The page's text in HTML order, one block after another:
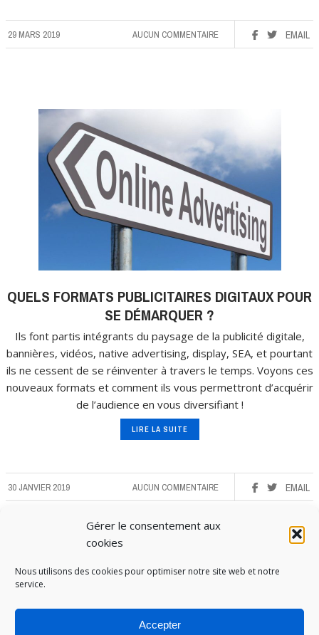
Gérer le consentement aux
cookies
Nous utilisons des cookies pour optimiser notre site web et notre
service.
Accepter
29 MARS 2019 EMAIL
AUCUN COMMENTAIRE
QUELS FORMATS PUBLICITAIRES DIGITAUX POUR
SE DÉMARQUER ?
Ils font partis intégrants du paysage de la publicité digitale,
bannières, vidéos, native advertising, display, SEA, et pourtant
ils ne cessent de se réinventer à travers le temps. Voyons ces
nouveaux formats et comment ils vous permettront d’acquérir
de l’audience en vous diversifiant !
LIRE LA SUITE
30 JANVIER 2019 EMAIL
AUCUN COMMENTAIRE